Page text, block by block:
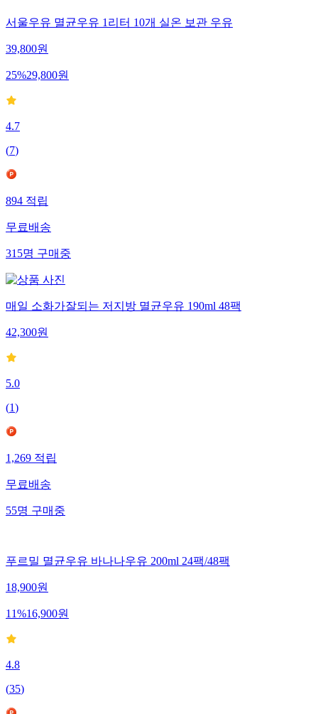
서울우유 멸균우유 1리터 10개 실온 보관 우유
39,800원
25%29,800원
4.7
(7)
894 적립
무료배송
315명 구매중
매일 소화가잘되는 저지방 멸균우유 190ml 48팩
42,300원
5.0
(1)
1,269 적립
무료배송
55명 구매중
푸르밀 멸균우유 바나나우유 200ml 24팩/48팩
18,900원
11%16,900원
4.8
(35)